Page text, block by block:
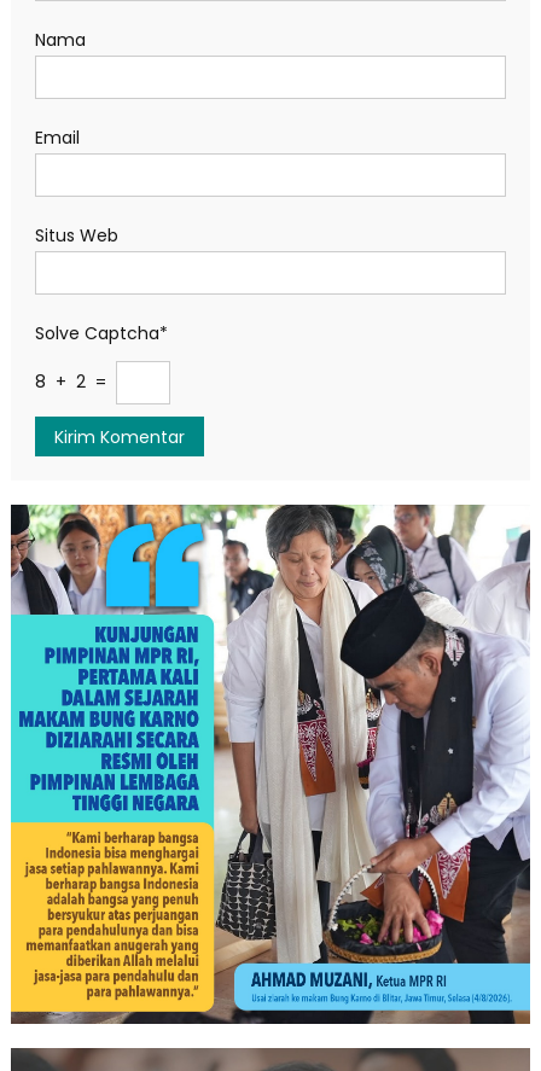
Nama
Email
Situs Web
Solve Captcha*
8 + 2 =